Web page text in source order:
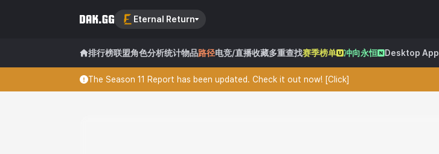
Eternal Return
排行榜联盟角色分析统计物品路径电竞/直播收藏多重查找赛季榜单 冲向永恒 Desktop App
The Season 11 Report has been updated. Check it out now! [Click]